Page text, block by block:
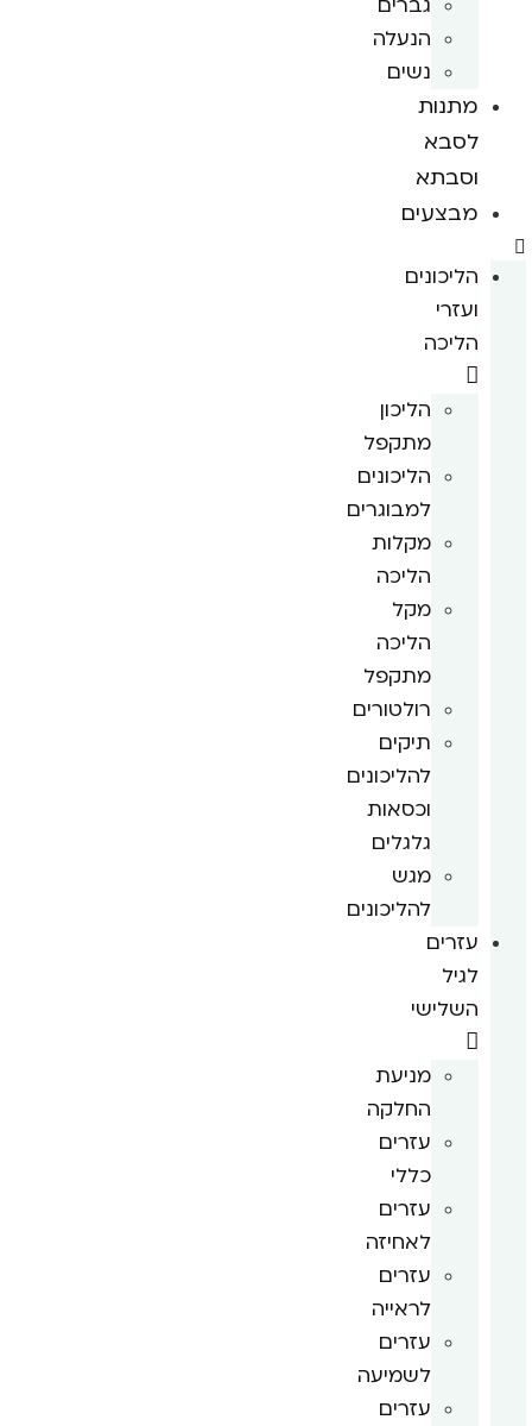
הנעלה
נשים
מתנות
לסבא
וסבתא
מבצעים
הליכונים
ועזרי
הליכה
הליכון
מתקפל
הליכונים
למבוגרים
מקלות
הליכה
מקל
הליכה
מתקפל
רולטורים
תיקים
להליכונים
וכסאות
גלגלים
מגש
להליכונים
עזרים
לגיל
השלישי
מניעת
החלקה
עזרים
כללי
עזרים
לאחיזה
עזרים
לראייה
עזרים
לשמיעה
עזרים